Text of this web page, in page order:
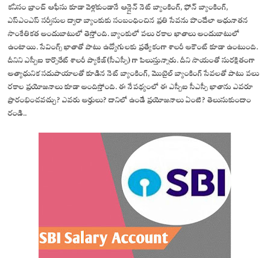
కనీసం బ్రాంచ్ ఆఫీసు కూడా వెళ్లకుండానే ఆన్లైన్ నెట్ బ్యాంకింగ్, ఫోన్ బ్యాంకింగ్,
ఎస్ఎంఎస్ సర్వీసుల ద్వారా బ్యాంకుకు సంబంధించిన ప్రతి సేవను పొందేలా అధునాతన
సాంకేతికత అందుబాటులో తెస్తోంది. బ్యాంకులో పలు రకాల ఖాతాలు అందుబాటులో
ఉంటాయి. సేవింగ్స్ ఖాతాతో పాటు ఉద్యోగులకు ప్రత్యేకంగా శాలరీ అకౌంట్ కూడా ఉంటుంది.
దీనిని ఎస్బీఐ కార్పొరేట్ శాలరీ ప్యాకేజ్(సీఎస్పీ) గా పిలుస్తున్నారు. దీని సాయంతో సురక్షితంగా
అత్యాధునిక సదుపాయాలతో కూడిన నెట్ బ్యాంకింగ్, మొబైల్ బ్యాంకింగ్ సేవలతో పాటు పలు
రకాల ప్రయోజనాలు కూడా అందిస్తోంది. ఈ నేపథ్యంలో ఈ ఎస్బీఐ సీఎస్పీ ఖాతాను ఎవరూ
ప్రారంభించవచ్చు? ఎవరు అర్హులు? దానిలో ఉండే ప్రయోజనాలు ఏంటి? తెలుసుకుందాం
రండి..